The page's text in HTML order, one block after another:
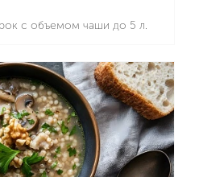
с объемом чаши до 5 л.